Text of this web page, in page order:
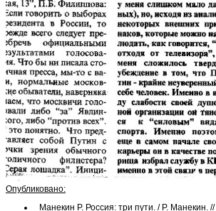
Опубликовано:
Манекин Р. Россия: три пути. / Р. Манекин. //